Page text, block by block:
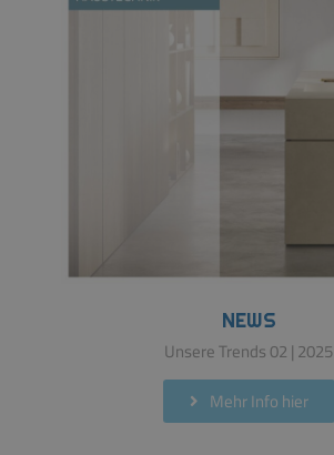
NEWS
Unsere Trends 02 | 2025
Mehr Info hier